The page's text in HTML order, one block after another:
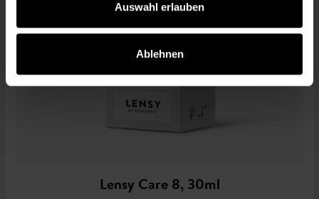
Auswahl erlauben
Ablehnen
Lensy Care 8, 30ml